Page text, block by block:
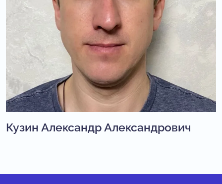
Кузин Александр Александрович